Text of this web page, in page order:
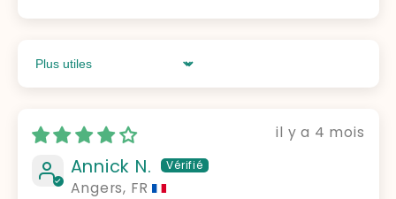
Sort by
il y a 4 mois
Annick N.
Angers, FR